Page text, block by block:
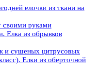
елочки из ткани на
своими руками
Елка из обрывков
и сушеных цитрусовых
Елки из оберточной